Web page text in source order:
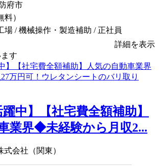
府市
料）
場 / 機械操作・製造補助 / 正社員
詳細を表示
す
躍中】【社宅費全額補助】
業界◆未経験から月収2...
会社（関東）